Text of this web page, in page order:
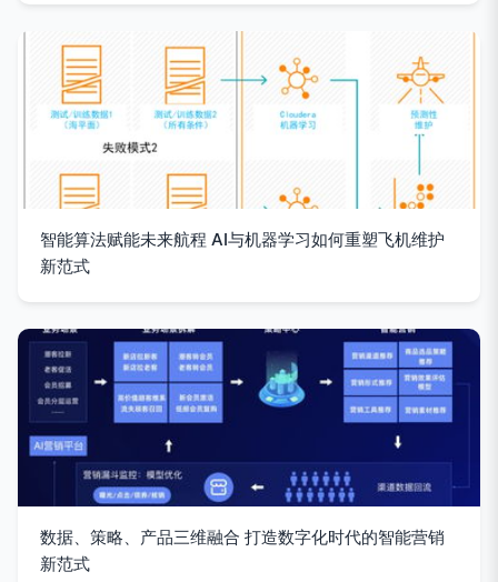
智能算法赋能未来航程 AI与机器学习如何重塑飞机维护
新范式
数据、策略、产品三维融合 打造数字化时代的智能营销
新范式